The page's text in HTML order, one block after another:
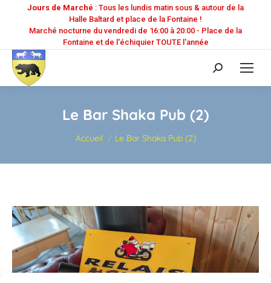
Jours de Marché : Tous les lundis matin sous & autour de la
Halle Baltard et place de la Fontaine !
Marché nocturne du vendredi de 16:00 à 20:00 - Place de la
Fontaine et de l'échiquier TOUTE l'année
Recherche
:
Le Bar Shaka Pub (2)
Vous êtes ici :
Accueil Le Bar Shaka Pub (2)